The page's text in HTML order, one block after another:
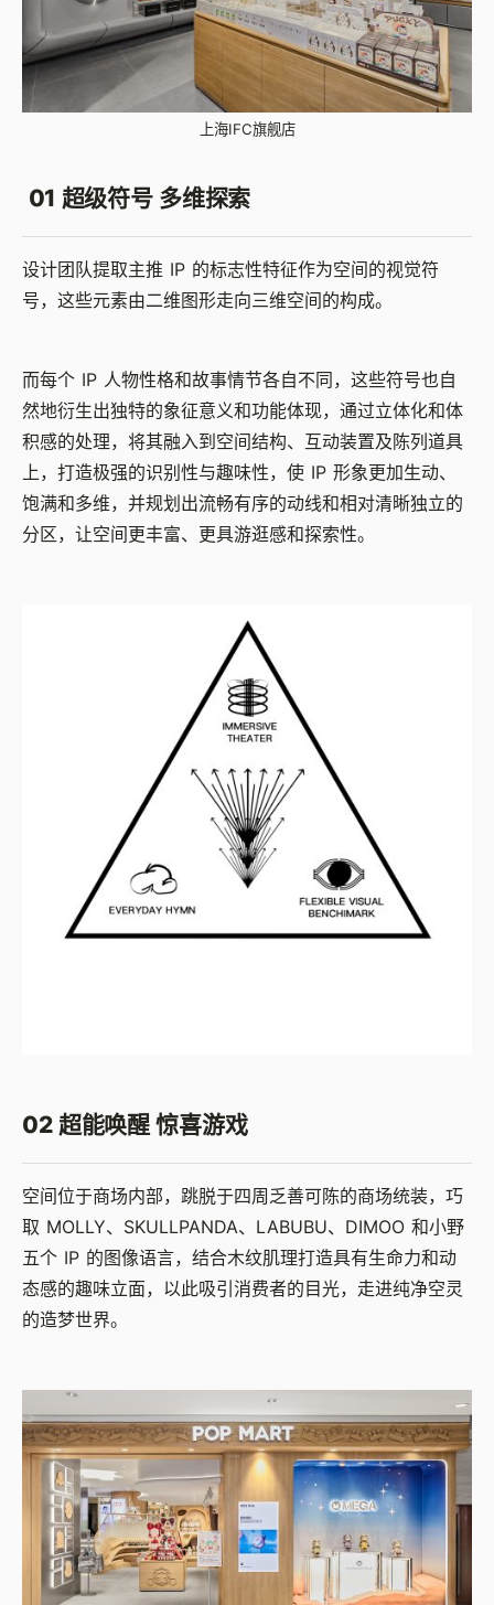
上海IFC旗舰店
01 超级符号 多维探索
设计团队提取主推 IP 的标志性特征作为空间的视觉符
号，这些元素由二维图形走向三维空间的构成。
而每个 IP 人物性格和故事情节各自不同，这些符号也自
然地衍生出独特的象征意义和功能体现，通过立体化和体
积感的处理，将其融入到空间结构、互动装置及陈列道具
上，打造极强的识别性与趣味性，使 IP 形象更加生动、
饱满和多维，并规划出流畅有序的动线和相对清晰独立的
分区，让空间更丰富、更具游逛感和探索性。
02 超能唤醒 惊喜游戏
空间位于商场内部，跳脱于四周乏善可陈的商场统装，巧
取 MOLLY、SKULLPANDA、LABUBU、DIMOO 和小野
五个 IP 的图像语言，结合木纹肌理打造具有生命力和动
态感的趣味立面，以此吸引消费者的目光，走进纯净空灵
的造梦世界。